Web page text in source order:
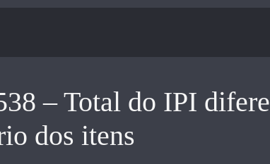
– Total do IPI difere
dos itens